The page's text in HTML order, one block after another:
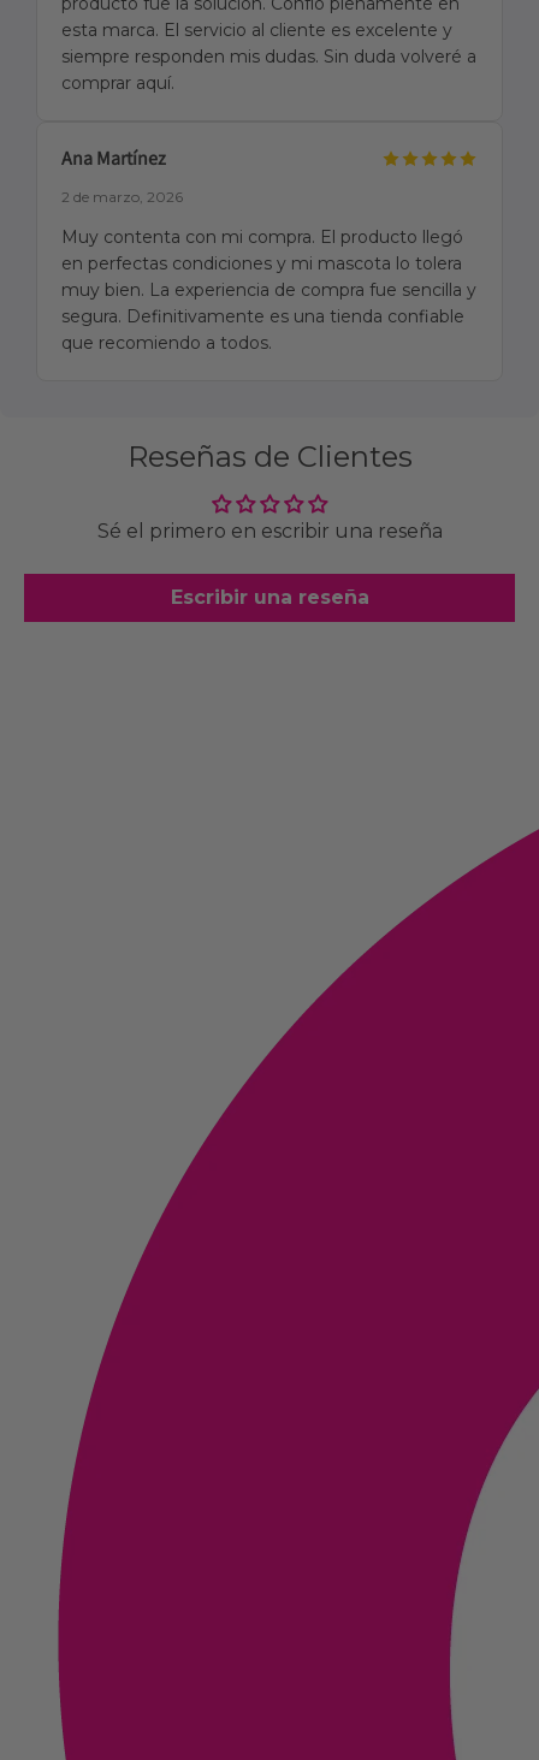
esta marca. El servicio al cliente es excelente y
siempre responden mis dudas. Sin duda volveré a
comprar aquí.
Ana Martínez
2 de marzo, 2026
Muy contenta con mi compra. El producto llegó
en perfectas condiciones y mi mascota lo tolera
muy bien. La experiencia de compra fue sencilla y
segura. Definitivamente es una tienda confiable
que recomiendo a todos.
Reseñas de Clientes
Sé el primero en escribir una reseña
Escribir una reseña